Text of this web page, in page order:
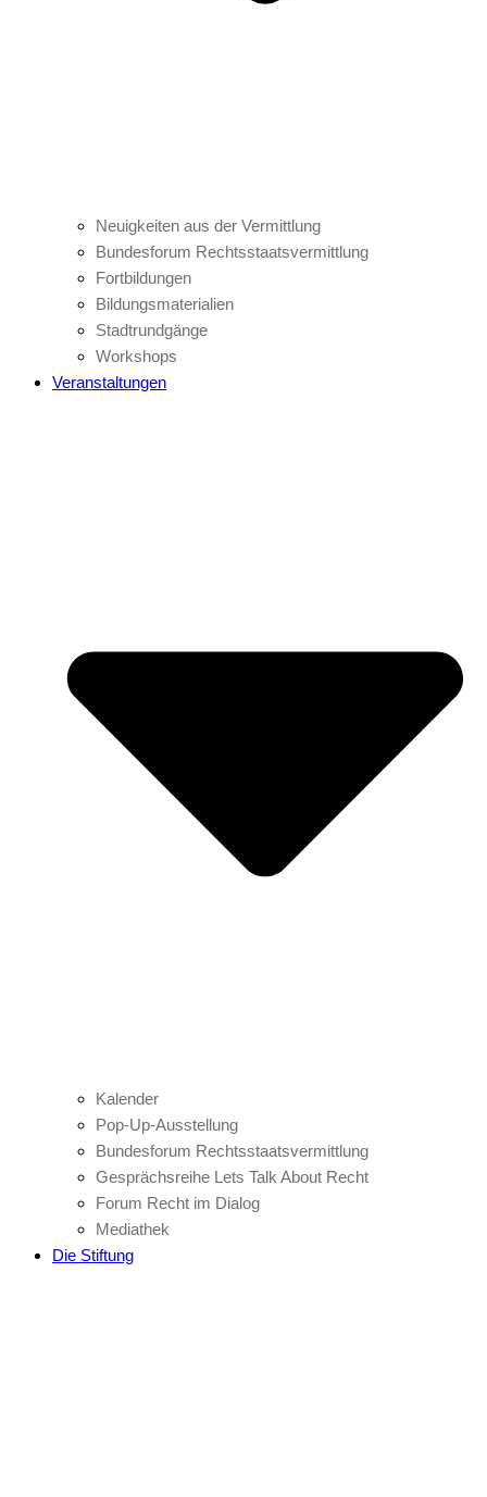
Neuigkeiten aus der Vermittlung
Bundesforum Rechtsstaatsvermittlung
Fortbildungen
Bildungsmaterialien
Stadtrundgänge
Workshops
Veranstaltungen
Kalender
Pop-Up-Ausstellung
Bundesforum Rechtsstaatsvermittlung
Gesprächsreihe Lets Talk About Recht
Forum Recht im Dialog
Mediathek
Die Stiftung